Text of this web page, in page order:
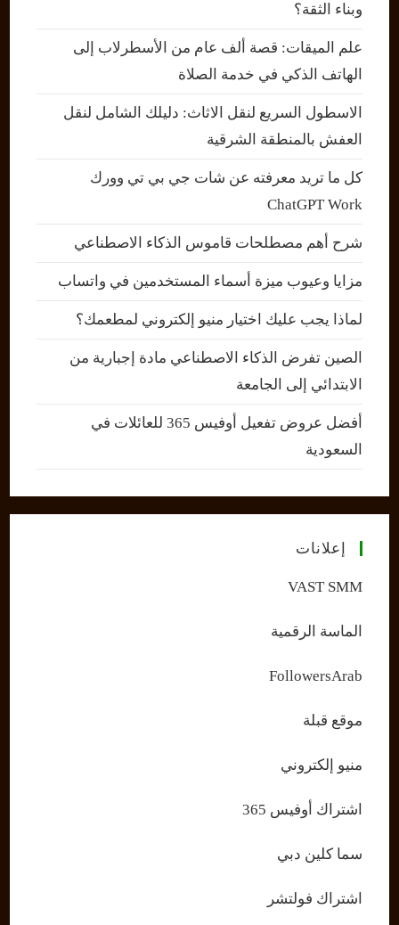
وبناء الثقة؟
علم الميقات: قصة ألف عام من الأسطرلاب إلى
الهاتف الذكي في خدمة الصلاة
الاسطول السريع لنقل الاثاث: دليلك الشامل لنقل
العفش بالمنطقة الشرقية
كل ما تريد معرفته عن شات جي بي تي وورك
ChatGPT Work
شرح أهم مصطلحات قاموس الذكاء الاصطناعي
مزايا وعيوب ميزة أسماء المستخدمين في واتساب
لماذا يجب عليك اختيار منيو إلكتروني لمطعمك؟
الصين تفرض الذكاء الاصطناعي مادة إجبارية من
الابتدائي إلى الجامعة
أفضل عروض تفعيل أوفيس 365 للعائلات في
السعودية
إعلانات
VAST SMM
الماسة الرقمية
FollowersArab
موقع قبلة
منيو إلكتروني
اشتراك أوفيس 365
سما كلين دبي
اشتراك فولتشر